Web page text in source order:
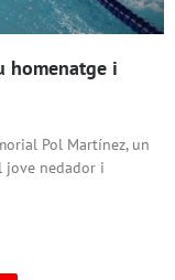
homenatge i
Pol Martínez, un
jove nedador i